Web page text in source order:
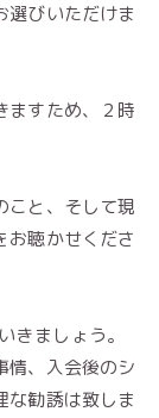
選びいただけま
ますため、２時
こと、そして現
お聴かせくださ
きましょう。
情、入会後のシ
な勧誘は致しま